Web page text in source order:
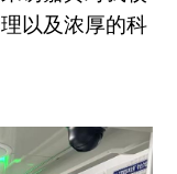
以及浓厚的科